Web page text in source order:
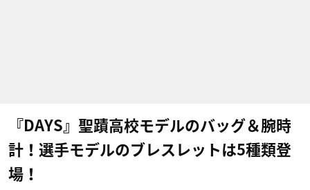
『DAYS』聖蹟高校モデルのバッグ＆腕時
計！選手モデルのブレスレットは5種類登
場！